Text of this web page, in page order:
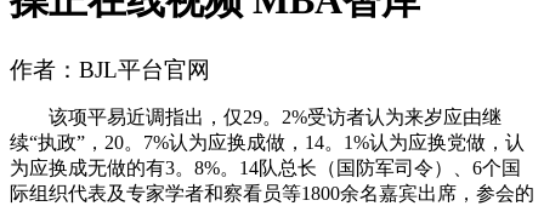
作者：BJL平台官网
该项平易近调指出，仅29。2%受访者认为来岁应由继
续“执政”，20。7%认为应换成做，14。1%认为应换党做，认
为应换成无做的有3。8%。14队总长（国防军司令）、6个国
际组织代表及专家学者和察看员等1800余名嘉宾出席，参会的